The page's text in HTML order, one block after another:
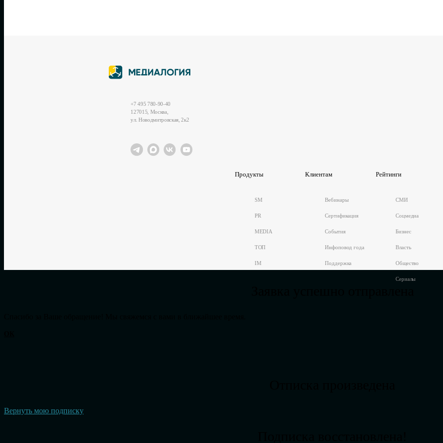
+7 495 780-90-40
127015, Москва,
ул. Новодмитровская, 2к2
Продукты
SM
PR
MEDIA
ТОП
IM
Клиентам
Вебинары
Сертификация
События
Инфоповод года
Поддержка
Рейтинги
СМИ
Соцмедиа
Бизнес
Власть
Общество
Сериалы
Вернуть мою подписку